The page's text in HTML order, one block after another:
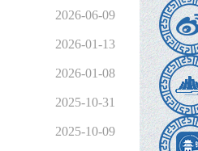
2026-06-09
2026-01-13
2026-01-08
2025-10-31
2025-10-09